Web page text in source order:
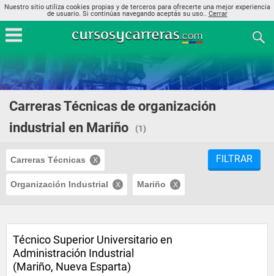
Nuestro sitio utiliza cookies propias y de terceros para ofrecerte una mejor experiencia
de usuario. Si continúas navegando aceptás su uso.. Cerrar
Carreras Técnicas de organización
industrial en Mariño
(1)
Carreras Técnicas
Organización Industrial Mariño
FILTRAR
Técnico Superior Universitario en
Administración Industrial
(Mariño, Nueva Esparta)